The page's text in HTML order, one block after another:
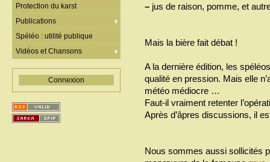
– jus de raison, pomme, et
Mais la bière fait débat !
A la dernière édition, les
qualité en pression. Mais elle
météo médiocre …
Faut-il vraiment retenter
Après d’âpres discussions, il
Nous sommes aussi sollicités
Protection du karst
Publications
Spéléo : utilité publique
Vidéos et Chansons
Connexion